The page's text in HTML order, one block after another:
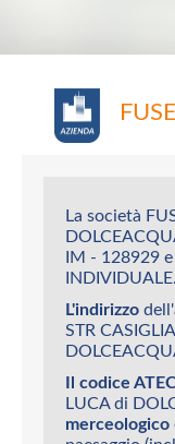
La società
IM - 128929
INDIVIDUALE.
L'indirizzo
STR
Il codice
LUCA di
merceologico